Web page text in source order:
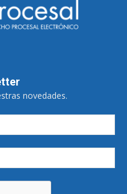
novedades.